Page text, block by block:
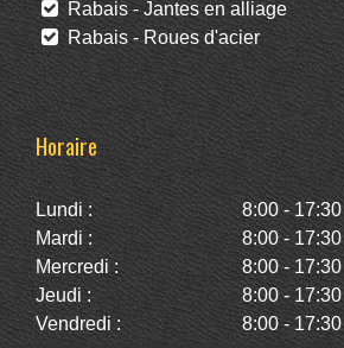
Rabais - Jantes en alliage
Rabais - Roues d'acier
Horaire
Lundi :
8:00 - 17:30
Mardi :
8:00 - 17:30
Mercredi :
8:00 - 17:30
Jeudi :
8:00 - 17:30
Vendredi :
8:00 - 17:30